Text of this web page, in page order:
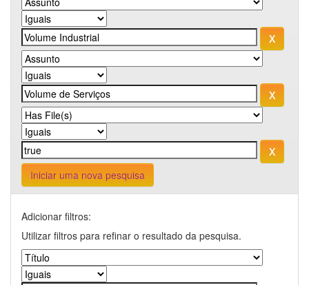
Iniciar uma nova pesquisa
Adicionar filtros:
Utilizar filtros para refinar o resultado da pesquisa.